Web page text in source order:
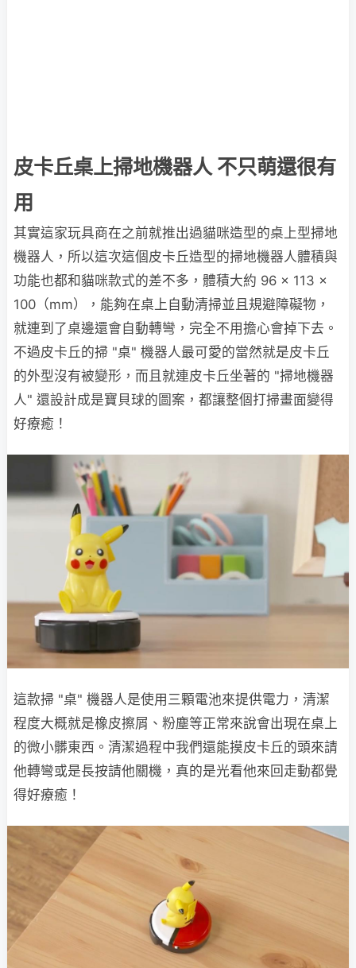
皮卡丘桌上掃地機器人 不只萌還很有
用
其實這家玩具商在之前就推出過貓咪造型的桌上型掃地
機器人，所以這次這個皮卡丘造型的掃地機器人體積與
功能也都和貓咪款式的差不多，體積大約 96 × 113 ×
100（mm），能夠在桌上自動清掃並且規避障礙物，
就連到了桌邊還會自動轉彎，完全不用擔心會掉下去。
不過皮卡丘的掃 "桌" 機器人最可愛的當然就是皮卡丘
的外型沒有被變形，而且就連皮卡丘坐著的 "掃地機器
人" 還設計成是寶貝球的圖案，都讓整個打掃畫面變得
好療癒！
這款掃 "桌" 機器人是使用三顆電池來提供電力，清潔
程度大概就是橡皮擦屑、粉塵等正常來說會出現在桌上
的微小髒東西。清潔過程中我們還能摸皮卡丘的頭來請
他轉彎或是長按請他關機，真的是光看他來回走動都覺
得好療癒！